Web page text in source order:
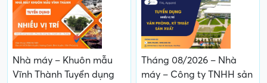
Nhà máy – Khuôn mẫu
Vĩnh Thành Tuyển dụng
Tháng 08/2026 – Nhà
máy – Công ty TNHH sản